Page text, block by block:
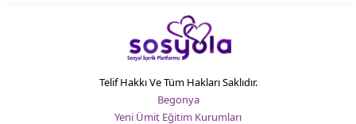
Telif Hakkı Ve Tüm Hakları Saklıdır.
Begonya
Yeni Ümit Eğitim Kurumları